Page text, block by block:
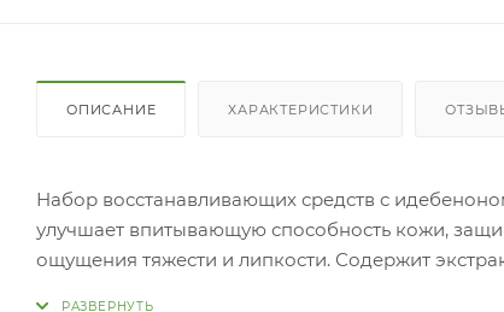
ОПИСАНИЕ ХАРАКТЕРИСТИКИ
Набор восстанавливающих средств с
улучшает впитывающую способность кожи,
ощущения тяжести и липкости. Содержит